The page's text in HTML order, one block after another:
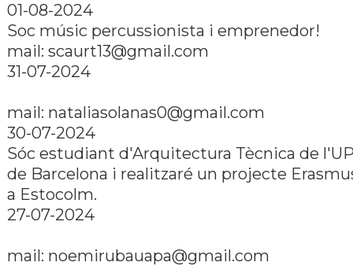
01-08-2024
Soc músic percussionista i emprenedor!
mail: scaurt13@gmail.com
31-07-2024
mail: nataliasolanas0@gmail.com
30-07-2024
Sóc estudiant d'Arquitectura Tècnica de
de Barcelona i realitzaré un projecte
a Estocolm.
27-07-2024
mail: noemirubauapa@gmail.com